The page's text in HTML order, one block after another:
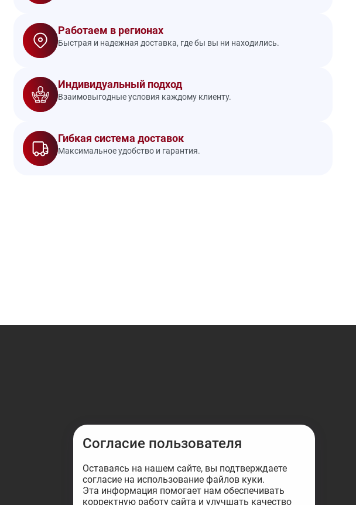
Работаем в регионах
Быстрая и надежная доставка, где бы вы ни находились.
Индивидуальный подход
Взаимовыгодные условия каждому клиенту.
Гибкая система доставок
Максимальное удобство и гарантия.
Согласие пользователя
Оставаясь на нашем сайте, вы подтверждаете
согласие на использование файлов куки.
Эта информация помогает нам обеспечивать
корректную работу сайта и улучшать качество